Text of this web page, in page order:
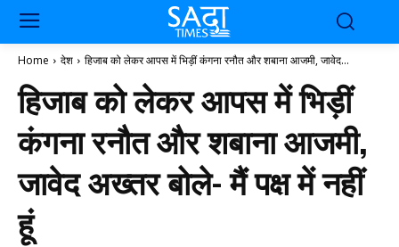
Home देश हिजाब को लेकर आपस में भिड़ीं कंगना रनौत और शबाना आजमी, जावेद...
हिजाब को लेकर आपस में भिड़ीं
कंगना रनौत और शबाना आजमी,
जावेद अख्तर बोले- मैं पक्ष में नहीं
हूं